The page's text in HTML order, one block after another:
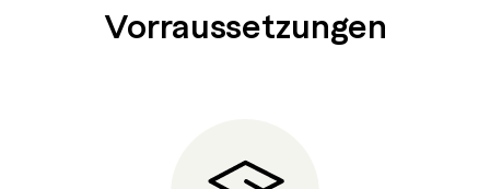
Vor­raus­setz­ung­en